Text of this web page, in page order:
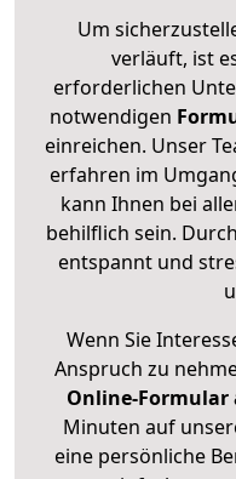
Um
verläuft, ist
erforderlichen
notwendigen
einreichen. Unser
erfahren im
kann Ihnen bei
behilflich sein.
entspannt und
Wenn Sie
Anspruch zu
Online-Formular
Minuten auf
eine persönliche